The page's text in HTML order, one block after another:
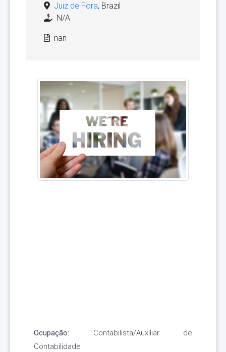
Juiz de Fora, Brazil
N/A
nan
Ocupação: Contabilista/Auxiliar de
Contabilidade